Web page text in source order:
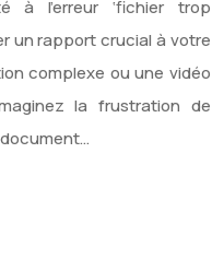
à l’erreur ‘fichier trop
un rapport crucial à votre
complexe ou une vidéo
la frustration de